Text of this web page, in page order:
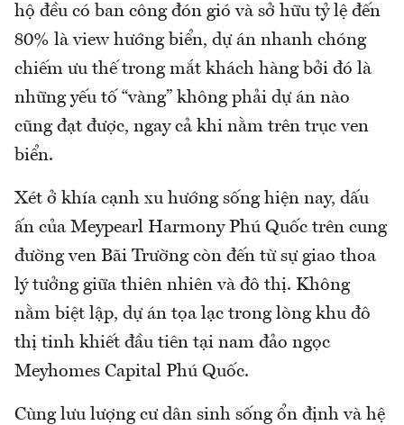
hộ đều có ban công đón gió và sở hữu tỷ lệ đến
80% là view hướng biển, dự án nhanh chóng
chiếm ưu thế trong mắt khách hàng bởi đó là
những yếu tố “vàng” không phải dự án nào
cũng đạt được, ngay cả khi nằm trên trục ven
biển.
Xét ở khía cạnh xu hướng sống hiện nay, dấu
ấn của Meypearl Harmony Phú Quốc trên cung
đường ven Bãi Trường còn đến từ sự giao thoa
lý tưởng giữa thiên nhiên và đô thị. Không
nằm biệt lập, dự án tọa lạc trong lòng khu đô
thị tinh khiết đầu tiên tại nam đảo ngọc
Meyhomes Capital Phú Quốc.
Cùng lưu lượng cư dân sinh sống ổn định và hệ